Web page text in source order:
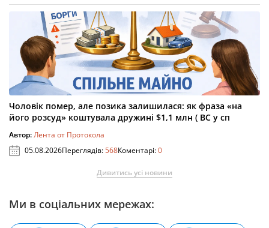
Чоловік помер, але позика залишилася: як фраза «на
його розсуд» коштувала дружині $1,1 млн ( ВС у сп
Автор:Лента от Протокола
05.08.2026Переглядів:568Коментарі:0
Дивитись усі новини
Ми в соціальних мережах: